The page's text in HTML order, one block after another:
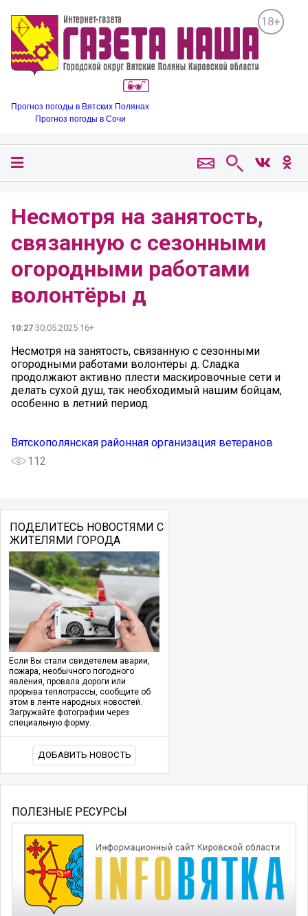
18+
Прогноз погоды в Вятских Полянах
Прогноз погоды в Сочи
Несмотря на занятость,
связанную с сезонными
огородными работами
волонтёры д
10:27 30.05.2025 16+
Несмотря на занятость, связанную с сезонными
огородными работами волонтёры д. Сладка
продолжают активно плести маскировочные сети и
делать сухой душ, так необходимый нашим бойцам,
особенно в летний период.
Вятскополянская районная организация ветеранов
112
ПОДЕЛИТЕСЬ НОВОСТЯМИ С
ЖИТЕЛЯМИ ГОРОДА
Если Вы стали свидетелем аварии,
пожара, необычного погодного
явления, провала дороги или
прорыва теплотрассы, сообщите об
этом в ленте народных новостей.
Загружайте фотографии через
специальную форму.
ДОБАВИТЬ НОВОСТЬ
ПОЛЕЗНЫЕ РЕСУРСЫ